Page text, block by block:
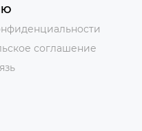
соглашение